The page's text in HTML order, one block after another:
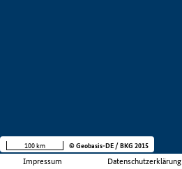
Impressum Datenschutzerklärung
100 km © Geobasis-DE / BKG 2015